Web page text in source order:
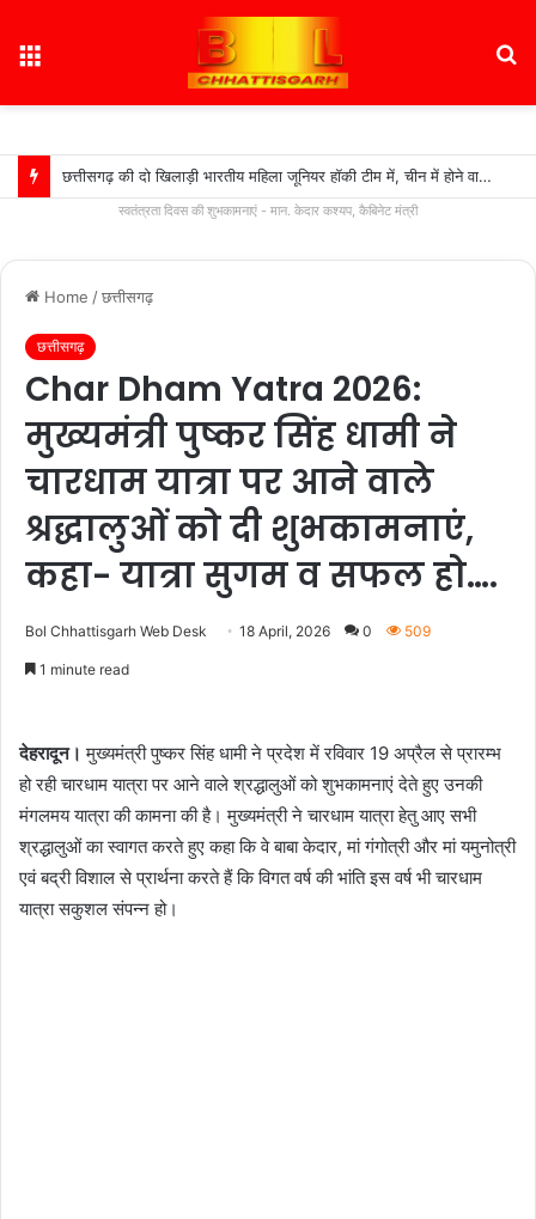
छत्तीसगढ़ की दो खिलाड़ी भारतीय महिला जूनियर हॉकी टीम में, चीन में होने वाले एशिया कप में दिखाएंगी दम….
स्वतंत्रता दिवस की शुभकामनाएं - मान. केदार कश्यप, कैबिनेट मंत्री
Home /छत्तीसगढ़
छत्तीसगढ़
Char Dham Yatra 2026:
मुख्यमंत्री पुष्कर सिंह धामी ने
चारधाम यात्रा पर आने वाले
श्रद्धालुओं को दी शुभकामनाएं,
कहा- यात्रा सुगम व सफल हो….
Bol Chhattisgarh Web Desk 18 April, 2026 0 509
1 minute read
देहरादून।मुख्यमंत्री पुष्कर सिंह धामी ने प्रदेश में रविवार 19 अप्रैल से प्रारम्भ
हो रही चारधाम यात्रा पर आने वाले श्रद्धालुओं को शुभकामनाएं देते हुए उनकी
मंगलमय यात्रा की कामना की है। मुख्यमंत्री ने चारधाम यात्रा हेतु आए सभी
श्रद्धालुओं का स्वागत करते हुए कहा कि वे बाबा केदार, मां गंगोत्री और मां यमुनोत्री
एवं बद्री विशाल से प्रार्थना करते हैं कि विगत वर्ष की भांति इस वर्ष भी चारधाम
यात्रा सकुशल संपन्न हो।